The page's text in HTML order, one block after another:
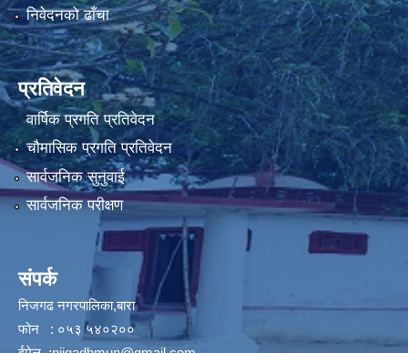
निवेदनको ढाँचा
प्रतिवेदन
वार्षिक प्रगति प्रतिवेदन
चौमासिक प्रगति प्रतिवेदन
सार्वजनिक सुनुवाई
सार्वजनिक परीक्षण
संपर्क
निजगढ नगरपालिका,बारा
फोन : ०५३ ५४०२००